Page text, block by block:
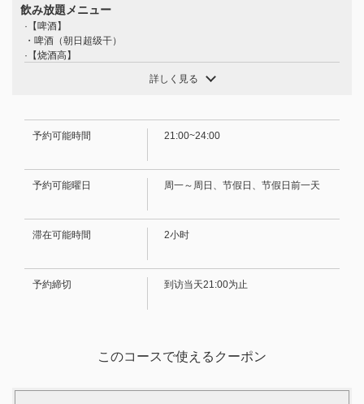
飲み放題メニュー
·【啤酒】
・啤酒（朝日超级干）
·【烧酒高】
・玻璃杯：（红色/白色）
·【果酒】
姜、加水、加热水）
·【鸡尾酒】
利橙、毛茸茸的脐橙、桃子乌龙等。
・Jurokuya ・Oranger ・Sunset Orange ・Southern Brewers ・Pine
詳しく見る
予約可能時間 21:00~24:00
予約可能曜日 周一～周日、节假日、节假日前一天
滞在可能時間 2小时
予約締切 到访当天21:00为止
このコースで使えるクーポン
この店舗情報をシェアする
日元 | HARUNA 食べ飲み放題
https://0899138867.owst.jp/courses/14214101
お店情報をコピー